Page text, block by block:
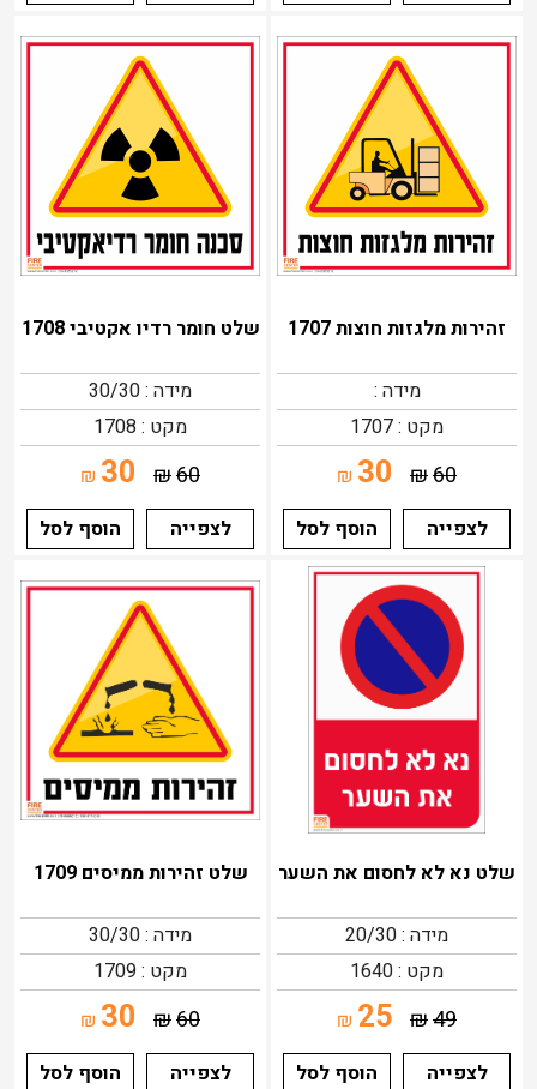
זהירות מלגזות חוצות 1707
מידה :
מקט : 1707
60
₪
30
₪
לצפייה
הוסף לסל
שלט חומר רדיו אקטיבי 1708
מידה : 30/30
מקט : 1708
60
₪
30
₪
לצפייה
הוסף לסל
שלט נא לא לחסום את השער
מידה : 20/30
מקט : 1640
49
₪
25
₪
לצפייה
הוסף לסל
שלט זהירות ממיסים 1709
מידה : 30/30
מקט : 1709
60
₪
30
₪
לצפייה
הוסף לסל